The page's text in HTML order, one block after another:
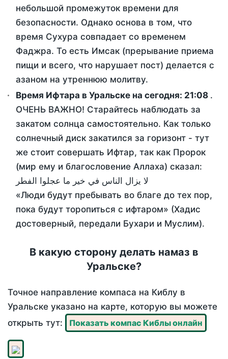
небольшой промежуток времени для
безопасности. Однако основа в том, что
время Сухура совпадает со временем
Фаджра. То есть Имсак (прерывание приема
пищи и всего, что нарушает пост) делается с
азаном на утреннюю молитву.
Время Ифтара в Уральске на сегодня: 21:08 .
ОЧЕНЬ ВАЖНО! Старайтесь наблюдать за
закатом солнца самостоятельно. Как только
солнечный диск закатился за горизонт - тут
же стоит совершать Ифтар, так как Пророк
(мир ему и благословение Аллаха) сказал:
لا يزال الناس في خير ما عجلوا الفطر
«Люди будут пребывать во благе до тех пор,
пока будут торопиться с ифтаром» (Хадис
достоверный, передали Бухари и Муслим).
В какую сторону делать намаз в
Уральске?
Точное направление компаса на Киблу в
Уральске указано на карте, которую вы можете
открыть тут:
Показать компас Киблы онлайн